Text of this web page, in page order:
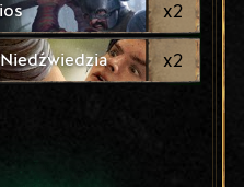
x2
x2